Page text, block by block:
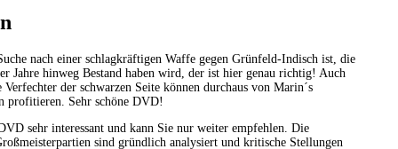
nach einer schlagkräftigen Waffe gegen Grünfeld-Indisch ist, die
Jahre hinweg Bestand haben wird, der ist hier genau richtig! Auch
Verfechter der schwarzen Seite können durchaus von Marin´s
profitieren. Sehr schöne DVD!
sehr interessant und kann Sie nur weiter empfehlen. Die
sind gründlich analysiert und kritische Stellungen